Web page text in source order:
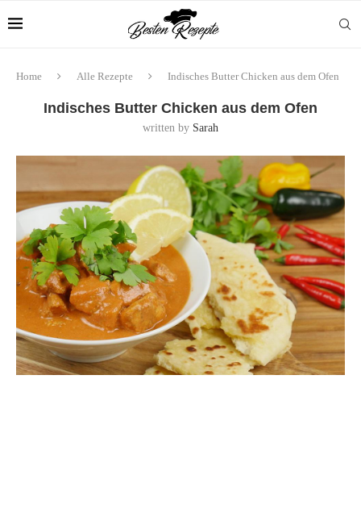
Home Alle Rezepte Indisches Butter Chicken aus dem Ofen
Indisches Butter Chicken aus dem Ofen
written by Sarah